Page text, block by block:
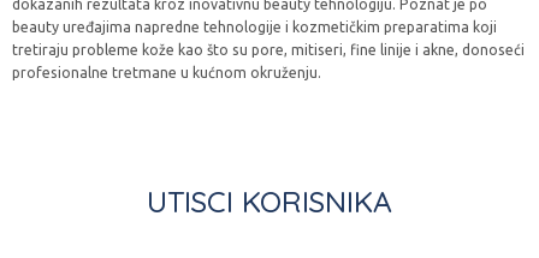
dokazanih rezultata kroz inovativnu beauty tehnologiju. Poznat je po
beauty uređajima napredne tehnologije i kozmetičkim preparatima koji
tretiraju probleme kože kao što su pore, mitiseri, fine linije i akne, donoseći
profesionalne tretmane u kućnom okruženju.
UTISCI KORISNIKA